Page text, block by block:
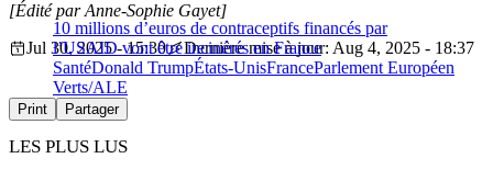
10 millions d’euros de contraceptifs financés par
l’USAID vont être incinérés en France
[Édité par Anne-Sophie Gayet]
Jul 30, 2025 - 15:30
Dernière mise à jour: Aug 4, 2025 - 18:37
SantéDonald TrumpÉtats-UnisFranceParlement Européen
Verts/ALE
Print Partager
LES PLUS LUS